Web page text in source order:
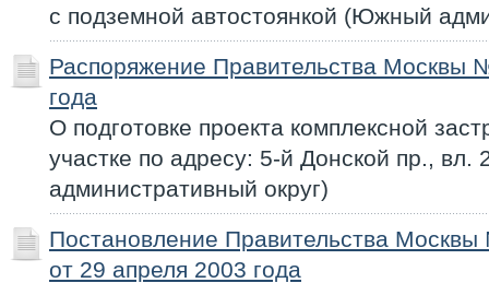
с подземной автостоянкой (Южный
Распоряжение Правительства Москвы
года
О подготовке проекта комплексной
участке по адресу: 5-й Донской пр.,
административный округ)
Постановление Правительства
от 29 апреля 2003 года